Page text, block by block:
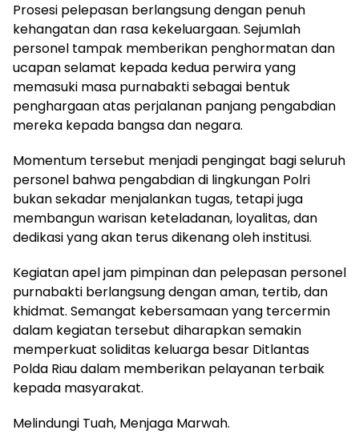
Prosesi pelepasan berlangsung dengan penuh
kehangatan dan rasa kekeluargaan. Sejumlah
personel tampak memberikan penghormatan dan
ucapan selamat kepada kedua perwira yang
memasuki masa purnabakti sebagai bentuk
penghargaan atas perjalanan panjang pengabdian
mereka kepada bangsa dan negara.
Momentum tersebut menjadi pengingat bagi seluruh
personel bahwa pengabdian di lingkungan Polri
bukan sekadar menjalankan tugas, tetapi juga
membangun warisan keteladanan, loyalitas, dan
dedikasi yang akan terus dikenang oleh institusi.
Kegiatan apel jam pimpinan dan pelepasan personel
purnabakti berlangsung dengan aman, tertib, dan
khidmat. Semangat kebersamaan yang tercermin
dalam kegiatan tersebut diharapkan semakin
memperkuat soliditas keluarga besar Ditlantas
Polda Riau dalam memberikan pelayanan terbaik
kepada masyarakat.
Melindungi Tuah, Menjaga Marwah.